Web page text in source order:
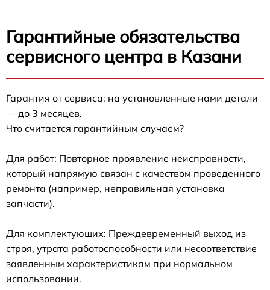
Гарантийные обязательства
сервисного центра в Казани
Гарантия от сервиса: на установленные нами детали
— до 3 месяцев.
Что считается гарантийным случаем?
Для работ: Повторное проявление неисправности,
который напрямую связан с качеством проведенного
ремонта (например, неправильная установка
запчасти).
Для комплектующих: Преждевременный выход из
строя, утрата работоспособности или несоответствие
заявленным характеристикам при нормальном
использовании.